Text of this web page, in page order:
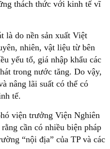
thách thức với kinh tế vĩ
là do nền sản xuất Việt
nhiên, vật liệu từ bên
yếu tố, giá nhập khẩu các
trong nước tăng. Do vậy,
nâng lãi suất có thể có
tế.
viện trưởng Viện Nghiên
cần có nhiều biện pháp
“nội địa” của TP và các